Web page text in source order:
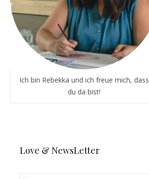
Ich bin Rebekka und ich freue mich, dass
du da bist!
Love & NewsLetter